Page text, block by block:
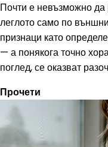
Почти е невъзможно
леглото само по
признаци като
— а понякога точно
поглед, се оказват
Прочети